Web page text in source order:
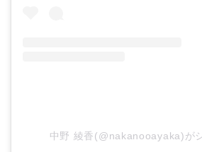
中野 綾香(@nakanooayaka)が